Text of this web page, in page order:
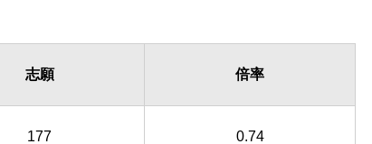
志願 倍率
177 0.74